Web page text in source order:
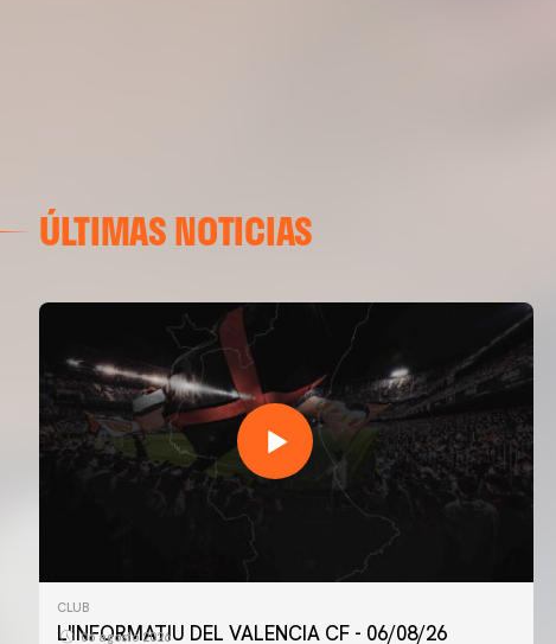
ÚLTIMAS NOTICIAS
CLUB
L'INFORMATIU DEL VALENCIA CF - 06/08/26
06 agosto 2026